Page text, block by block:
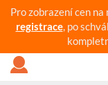
Pro zobrazení cen
registrace, po